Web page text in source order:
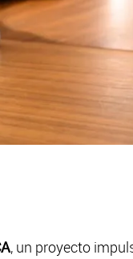
, un proyecto